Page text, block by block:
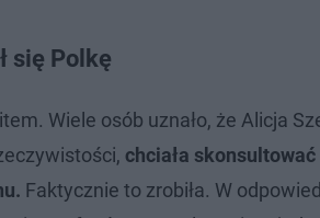
się Polkę
Wiele osób uznało, że Alicja
chciała
Faktycznie to zrobiła. W